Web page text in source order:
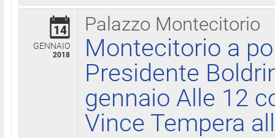
Palazzo Montecitorio
14
GENNAIO
2018
Montecitorio a
Presidente
gennaio Alle 12
Vince Tempera